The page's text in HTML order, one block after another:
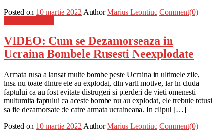
Posted on 10 martie 2022 Author Marius Leontiuc Comment(0)
VIDEO: Cum se Dezamorseaza in
Ucraina Bombele Rusesti Neexplodate
Armata rusa a lansat multe bombe peste Ucraina in ultimele zile,
insa nu toate dintre ele au explodat, din varii motive, iar in ciuda
faptului ca au fost evitate distrugeri si pierderi de vieti omenesti
multumita faptului ca aceste bombe nu au explodat, ele trebuie totusi
sa fie dezamorsate de catre armata ucraineana. In clipul […]
Posted on 10 martie 2022 Author Marius Leontiuc Comment(0)